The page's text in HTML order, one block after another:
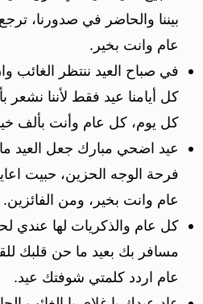
بيننا والحاضر في صدورنا،
عام وانت بخير.
في صباح العيد ننتظر الغائب
كل أيامنا عيد فقط لأننا
كل يوم، كل عام وأنت بألف
عيد اضحي مبارك جعل العيد ما
فرحة الوجه الحزين، حبيت
عام وانت بخير، ومن الفائزين.
كل عام والذكريات لها عندي
مسافر بك بعيد ما حن قلبك
عام اردد كلمتي شوفتك عيد.